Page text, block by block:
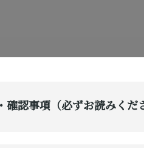
確認事項（必ずお読みくだ